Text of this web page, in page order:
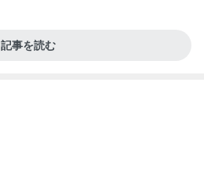
記事を読む